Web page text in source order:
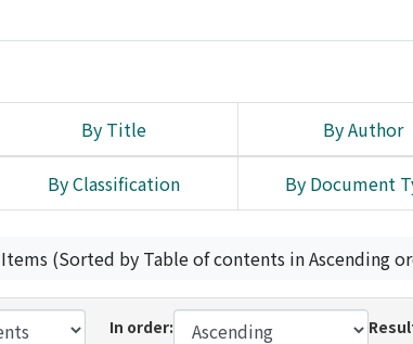
By Title By Author
By Classification By Document
(Sorted by Table of contents in Ascending
In order: